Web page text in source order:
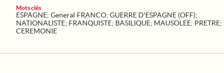
Mots clés
ESPAGNE; General FRANCO; GUERRE D'ESPAGNE (OFF);
NATIONALISTE; FRANQUISTE; BASILIQUE; MAUSOLEE; PRETRE;
CEREMONIE